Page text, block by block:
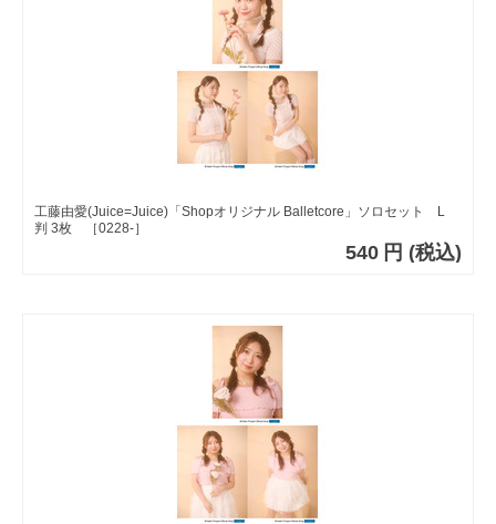
工藤由愛(Juice=Juice)「Shopオリジナル Balletcore」ソロセット L
判 3枚 ［0228-］
540 円 (税込)